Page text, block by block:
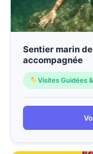
Sentier marin
accompagnée
Visites Guidées